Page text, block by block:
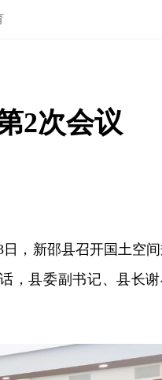
2次会议
，新邵县召开国土空
，县委副书记、县长